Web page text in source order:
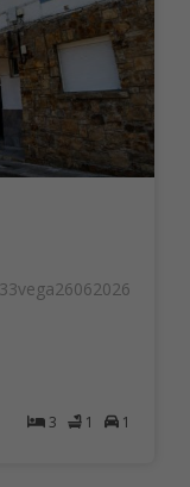
33vega26062026
3 1 1